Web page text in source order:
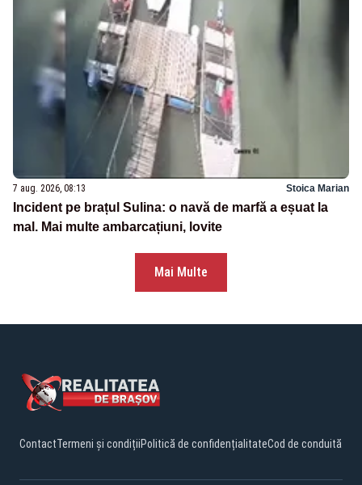
7 aug. 2026, 08:13 Stoica Marian
Incident pe brațul Sulina: o navă de marfă a eșuat la
mal. Mai multe ambarcațiuni, lovite
Mai Multe
ContactTermeni și condițiiPolitică de confidențialitateCod de conduită